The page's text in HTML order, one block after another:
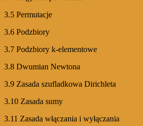
3.5 Permutacje
3.6 Podzbiory
3.7 Podzbiory k-elementowe
3.8 Dwumian Newtona
3.9 Zasada szufladkowa Dirichleta
3.10 Zasada sumy
3.11 Zasada włączania i wyłączania